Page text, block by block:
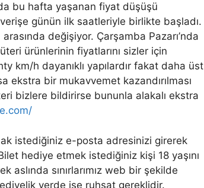
bu hafta yaşanan fiyat düşüşü
günün ilk saatleriyle birlikte başladı.
değişiyor. Çarşamba Pazarı’nda
ürünlerinin fiyatlarını sizler için
km/h dayanıklı yapılardır fakat daha üst
ekstra bir mukavvemet kazandırılması
bizlere bildirirse bununla alakalı ekstra
istediğiniz e-posta adresinizi girerek
hediye etmek istediğiniz kişi 18 yaşını
aslında sınırlarımız web bir şekilde
yerde ise ruhsat gereklidir.